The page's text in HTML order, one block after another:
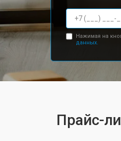
Нажимая на
данных.
Прайс-